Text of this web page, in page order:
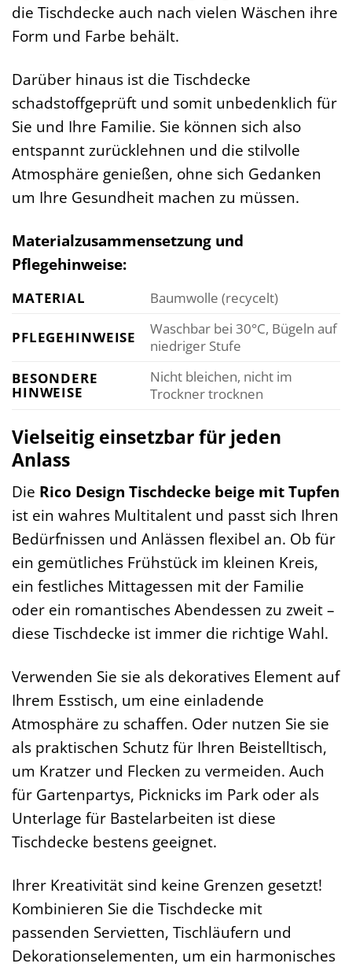
die Tischdecke auch nach vielen Wäschen ihre
Form und Farbe behält.
Darüber hinaus ist die Tischdecke
schadstoffgeprüft und somit unbedenklich für
Sie und Ihre Familie. Sie können sich also
entspannt zurücklehnen und die stilvolle
Atmosphäre genießen, ohne sich Gedanken
um Ihre Gesundheit machen zu müssen.
Materialzusammensetzung und
Pflegehinweise:
MATERIAL Baumwolle (recycelt)
PFLEGEHINWEISE
Waschbar bei 30°C, Bügeln auf
niedriger Stufe
BESONDERE
HINWEISE
Nicht bleichen, nicht im
Trockner trocknen
Vielseitig einsetzbar für jeden
Anlass
Die Rico Design Tischdecke beige mit Tupfen
ist ein wahres Multitalent und passt sich Ihren
Bedürfnissen und Anlässen flexibel an. Ob für
ein gemütliches Frühstück im kleinen Kreis,
ein festliches Mittagessen mit der Familie
oder ein romantisches Abendessen zu zweit –
diese Tischdecke ist immer die richtige Wahl.
Verwenden Sie sie als dekoratives Element auf
Ihrem Esstisch, um eine einladende
Atmosphäre zu schaffen. Oder nutzen Sie sie
als praktischen Schutz für Ihren Beistelltisch,
um Kratzer und Flecken zu vermeiden. Auch
für Gartenpartys, Picknicks im Park oder als
Unterlage für Bastelarbeiten ist diese
Tischdecke bestens geeignet.
Ihrer Kreativität sind keine Grenzen gesetzt!
Kombinieren Sie die Tischdecke mit
passenden Servietten, Tischläufern und
Dekorationselementen, um ein harmonisches